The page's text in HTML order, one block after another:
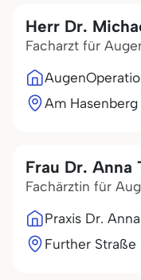
Herr Dr.
Facharzt für
Am
Frau Dr. Anna
Fachärztin für
Praxis Dr.
Further Straße